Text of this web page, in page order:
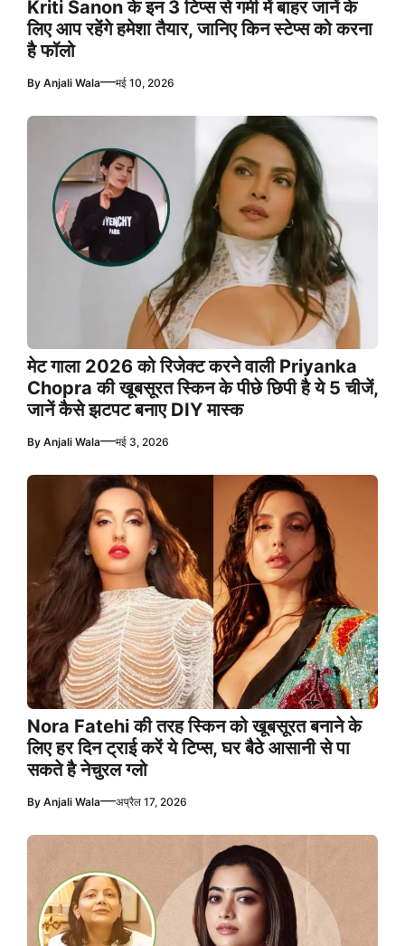
Kriti Sanon के इन 3 टिप्स से गर्मी में बाहर जानें के
लिए आप रहेंगे हमेशा तैयार, जानिए किन स्टेप्स को करना
है फॉलो
By Anjali Wala—मई 10, 2026
मेट गाला 2026 को रिजेक्ट करने वाली Priyanka
Chopra की खूबसूरत स्किन के पीछे छिपी है ये 5 चीजें,
जानें कैसे झटपट बनाए DIY मास्क
By Anjali Wala—मई 3, 2026
Nora Fatehi की तरह स्किन को खूबसूरत बनाने के
लिए हर दिन ट्राई करें ये टिप्स, घर बैठे आसानी से पा
सकते है नेचुरल ग्लो
By Anjali Wala—अप्रैल 17, 2026